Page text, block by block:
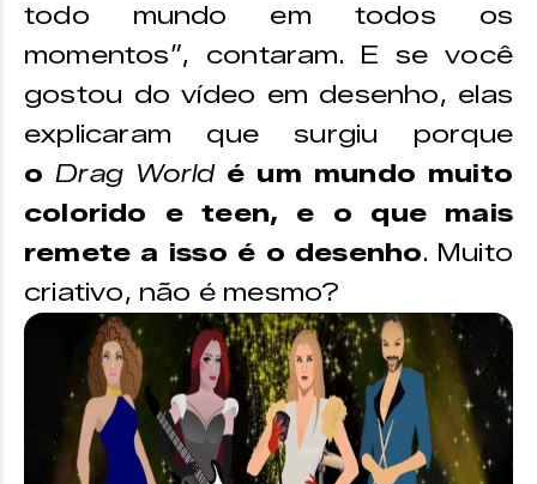
todo mundo em todos os
momentos”, contaram. E se você
gostou do vídeo em desenho, elas
explicaram que surgiu porque
oDrag World é um mundo muito
colorido e teen, e o que mais
remete a isso é o desenho. Muito
criativo, não é mesmo?